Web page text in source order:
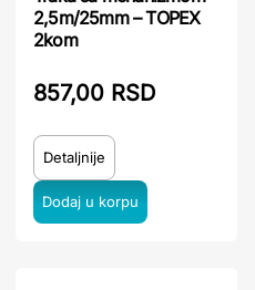
2,5m/25mm – TOPEX
2kom
857,00 RSD
Detaljnije